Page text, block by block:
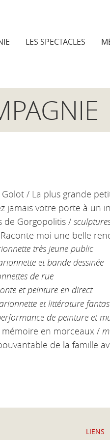
LES SPECTACLES
Golot / La plus grande
jamais votre porte à un
de Gorgopolitis /
moi une belle
très jeune public
et bande dessinée
de rue
et peinture en direct
et littérature
de peinture et
mémoire en morceaux /
de la famille
LIENS